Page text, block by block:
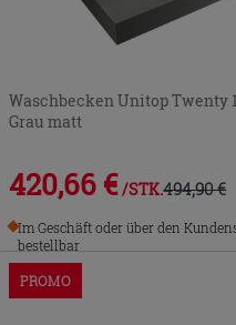
Waschbecken Unitop Twenty
Grau matt
420,66 € /STK.494,90 €
Im Geschäft oder über den
bestellbar
PROMO